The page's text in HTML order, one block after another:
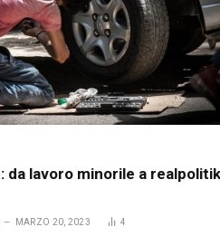
da lavoro minorile a realpolitik
MARZO 20, 2023 4